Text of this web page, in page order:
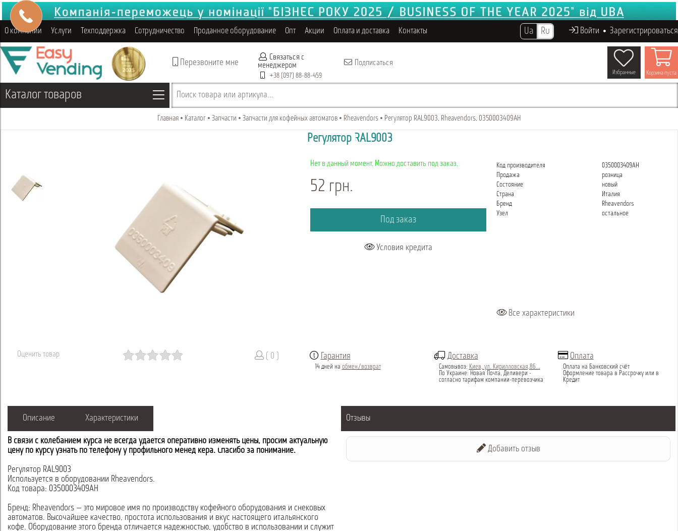
Войти Зарегистрироваться
Ua Ru
О компании Услуги Техподдержка Сотрудничество Проданное оборудование Опт Акции Оплата и доставка Контакты
Перезвоните мне
Связаться с
менеджером
+38 (097) 88-88-459
Подписаться
Корзина пуста
Избранные
Каталог товаров Поиск товара или артикула...
Главная Каталог Запчасти Запчасти для кофейных автоматов Rheavendors Регулятор RAL9003, Rheavendors, 0350003409AH
Регулятор RAL9003
Нет в данный момент. Можно доставить под заказ.
52 грн.
Под заказ
Условия кредита
Код производителя
0350003409AH
Продажа
розница
Состояние
новый
Страна
Италия
Бренд
Rheavendors
Узел
остальное
Все характеристики
Оценить товар ( 0 ) Гарантия
14 дней на обмен/возврат
Доставка
Самовывоз: Киев, ул. Кирилловская,86...
По Украине: Новая Почта, Деливери -
согласно тарифам компании-перевозчика
Оплата
Оплата на Банковский счёт
Оформление товара в Рассрочку или в
Кредит
Описание Характеристики
В связи с колебанием курса не всегда удается оперативно изменять цены, просим актуальную
цену по курсу узнать по телефону у профильного менеджера. Спасибо за понимание.
Регулятор RAL9003
Используется в оборудовании Rheavendors.
Код товара: 0350003409AH
Бренд: Rheavendors — это мировое имя по производству кофейного оборудования и снековых
автоматов. Высочайшее качество, простота использования и вкус настоящего итальянского
кофе. Оборудование этого бренда отличается надежностью, удобство в использовании и служит
Отзывы
Добавить отзыв